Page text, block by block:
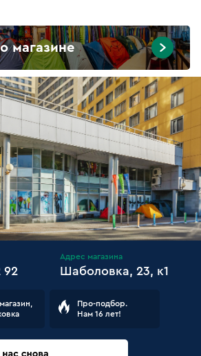
магазине
92
Адрес магазина
Шаболовка, 23, к1
Про-подбор.
Нам 16 лет!